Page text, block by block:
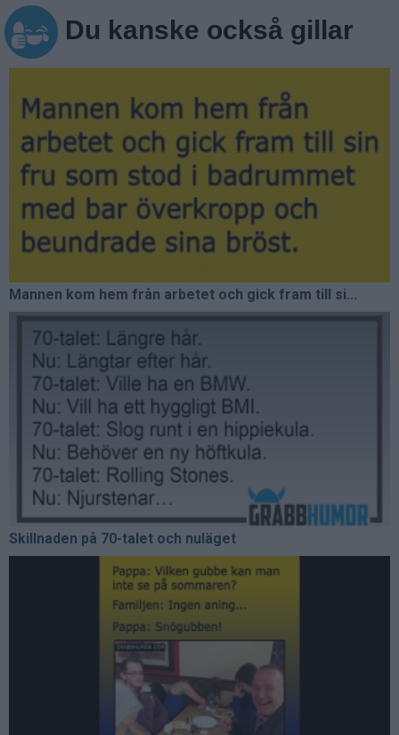
Du kanske också gillar
Mannen kom hem från arbetet och gick fram till si...
Skillnaden på 70-talet och nuläget